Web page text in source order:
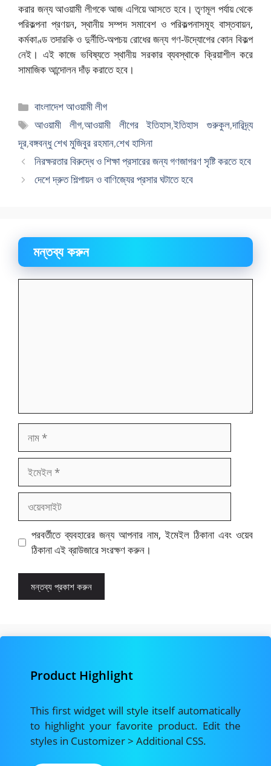
করার জন্য আওয়ামী লীগকে আজ এগিয়ে আসতে হবে। তৃণমূল পর্যায় থেকে
পরিকল্পনা প্রণয়ন, স্থানীয় সম্পদ সমাবেশ ও পরিকল্পনাসমূহ বাস্তবায়ন,
কর্মকাণ্ড তদারকি ও দুর্নীতি-অপচয় রোধের জন্য গণ-উদ্যোগের কোন বিকল্প
নেই। এই কাজে ভবিষ্যতে স্থানীয় সরকার ব্যবস্থাকে ক্রিয়াশীল করে
সামাজিক আন্দোলন দাঁড় করাতেহবে।
বিভাগ
সমূহ
বাংলাদেশ আওয়ামী লীগ
ট্যাগ
সমূহ
আওয়ামী লীগ,আওয়ামী লীগের ইতিহাস,ইতিহাস গুরুকুল,দারিদ্র্য
দূর,বঙ্গবন্ধু শেখ মুজিবুর রহমান,শেখ হাসিনা
নিরক্ষরতার বিরুদ্ধে ও শিক্ষা প্রসারের জন্য গণজাগরণ সৃষ্টি করতে হবে
দেশে দ্রুত শিল্পায়ন ও বাণিজ্যের প্রসার ঘটাতে হবে
মন্তব্য করুন
ইমেইল
পরবর্তীতে ব্যবহারের জন্য আপনার নাম, ইমেইল ঠিকানা এবং ওয়েব
ঠিকানা এই ব্রাউজারে সংরক্ষণ করুন।
Product Highlight
This first widget will style itself automatically
to highlight your favorite product. Edit the
styles in Customizer > Additional CSS.